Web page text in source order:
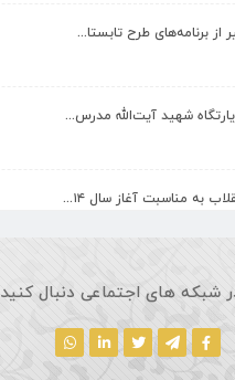
شهید آیت‌الله مدرس...
به مناسبت آغاز سال ۱۴...
طلایی برای تزکیه نفس، ...
شبکه های اجتماعی دنبال کنید